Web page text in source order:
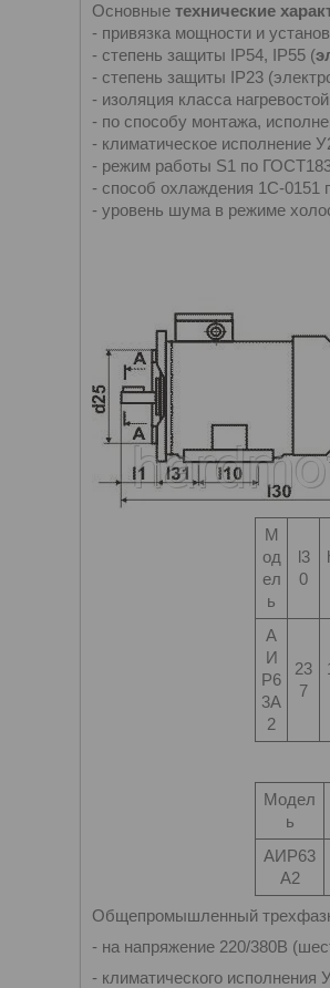
Основные технические
- привязка мощности и
- степень защиты IP54, IP55 (
- степень защиты IP23
- изоляция класса
- по способу монтажа,
- климатическое исполнение
- режим работы S1 по
- способ охлаждения 1С-0151
- уровень шума в режиме
М
од
ел
ь
l3
0
А
И
Р6
3А
2
23
7
Модел
ь
АИР63
А2
Общепромышленный
- на напряжение 220/380В
- климатического исполнения